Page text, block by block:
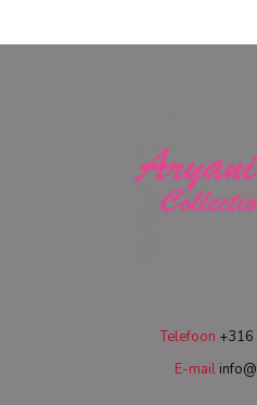
Telefoon
E-mail